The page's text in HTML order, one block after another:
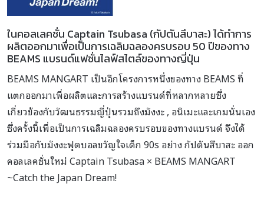
ในคอลเลคชั่น Captain Tsubasa (กัปตันสึบาสะ) ได้ทำการ
ผลิตออกมาเพื่อเป็นการเฉลิมฉลองครบรอบ 50 ปีของทาง
BEAMS แบรนด์แฟชั่นไลฟ์สไตล์ของทางญี่ปุ่น
BEAMS MANGART เป็นอีกโครงการหนึ่งของทาง BEAMS ที่
แตกออกมาเพื่อผลิตและการสร้างแบรนด์ที่หลากหลายซึ่ง
เกี่ยวข้องกับวัฒนธรรมญี่ปุ่นรวมถึงมังงะ , อนิเมะและเกมนั่นเอง
ซึ่งครั้งนี้เพื่อเป็นการเฉลิมฉลองครบรอบของทางแบรนด์ จึงได้
ร่วมมือกับมังงะฟุตบอลขวัญใจเด็ก 90s อย่าง กัปตันสึบาสะ ออก
คอลเลคชั่นใหม่ Captain Tsubasa × BEAMS MANGART
~Catch the Japan Dream!